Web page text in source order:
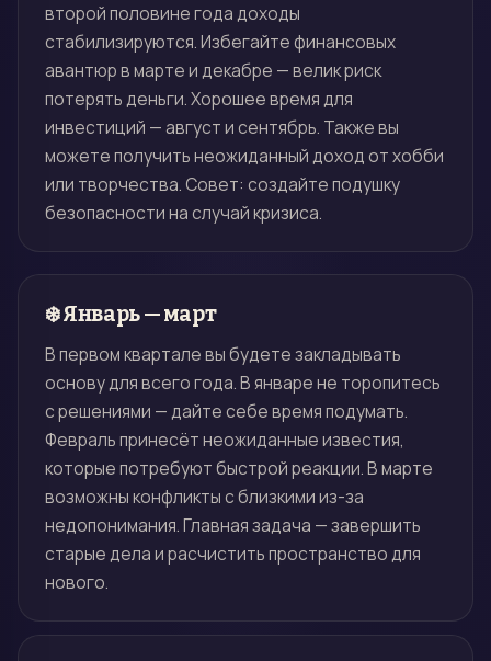
второй половине года доходы
стабилизируются. Избегайте финансовых
авантюр в марте и декабре — велик риск
потерять деньги. Хорошее время для
инвестиций — август и сентябрь. Также вы
можете получить неожиданный доход от хобби
или творчества. Совет: создайте подушку
безопасности на случай кризиса.
❄️ Январь — март
В первом квартале вы будете закладывать
основу для всего года. В январе не торопитесь
с решениями — дайте себе время подумать.
Февраль принесёт неожиданные известия,
которые потребуют быстрой реакции. В марте
возможны конфликты с близкими из-за
недопонимания. Главная задача — завершить
старые дела и расчистить пространство для
нового.